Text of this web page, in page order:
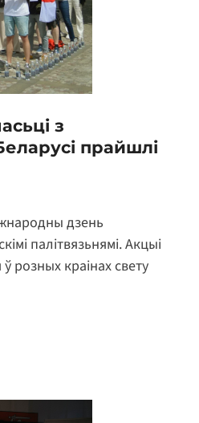
з
прайшлі
дзень
палітвязьнямі. Акцыі
розных краінах свету